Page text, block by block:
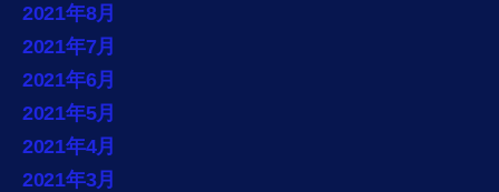
2021年8月
2021年7月
2021年6月
2021年5月
2021年4月
2021年3月